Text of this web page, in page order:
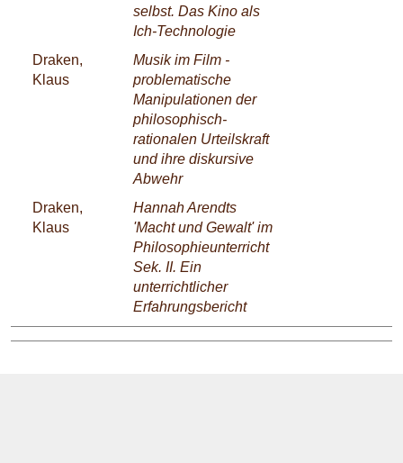
selbst. Das Kino als
Ich-Technologie
Draken,
Klaus
Musik im Film -
problematische
Manipulationen der
philosophisch-
rationalen Urteilskraft
und ihre diskursive
Abwehr
Draken,
Klaus
Hannah Arendts
'Macht und Gewalt' im
Philosophieunterricht
Sek. II. Ein
unterrichtlicher
Erfahrungsbericht